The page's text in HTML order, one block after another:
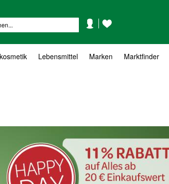
KontoWunschzettel
Lebensmittel Marken Marktfinder